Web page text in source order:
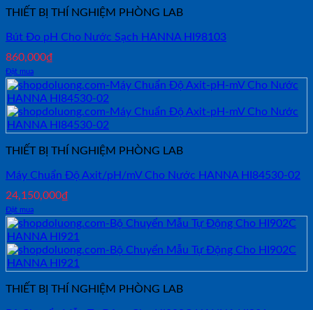
THIẾT BỊ THÍ NGHIỆM PHÒNG LAB
Bút Đo pH Cho Nước Sạch HANNA HI98103
860,000₫
Đặt mua
THIẾT BỊ THÍ NGHIỆM PHÒNG LAB
Máy Chuẩn Độ Axit/pH/mV Cho Nước HANNA HI84530-02
24,150,000₫
Đặt mua
THIẾT BỊ THÍ NGHIỆM PHÒNG LAB